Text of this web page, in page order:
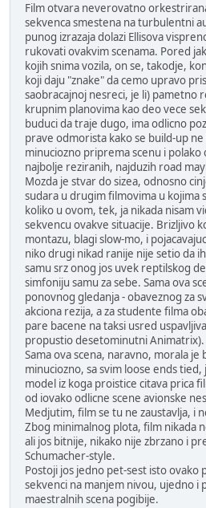
Film otvara neverovatno
sekvenca smestena na turbulentni
punog izrazaja dolazi Ellisova
rukovati ovakvim scenama. Pored
kojih snima vozila, on se, takodje,
koji daju "znake" da cemo upravo
saobracajnoj nesreci, je li) pametno
krupnim planovima kao deo vece
buduci da traje dugo, ima odlicno
prave odmorista kako se build-up
minuciozno priprema scenu i polako
najbolje reziranih, najduzih road
Mozda je stvar do sizea, odnosno
sudara u drugim filmovima u kojima
koliko u ovom, tek, ja nikada nisam
sekvencu ovakve situacije. Brizljivo
montazu, blagi slow-mo, i
niko drugi nikad ranije nije setio da
samu srz onog jos uvek reptilskog
simfoniju samu za sebe. Sama ova
ponovnog gledanja - obaveznog za
akciona rezija, a za studente filma
pare bacene na taksi usred
propustio desetominutni Animatrix).
Sama ova scena, naravno, morala je
minuciozno, sa svim loose ends
model iz koga proistice citava prica
od iovako odlicne scene avionske
Medjutim, film se tu ne zaustavlja, i
Zbog minimalnog plota, film nikada
ali jos bitnije, nikako nije zbrzano i
Schumacher-style.
Postoji jos jedno pet-sest isto
sekvenci na manjem nivou, ujedno i
maestralnih scena pogibije.